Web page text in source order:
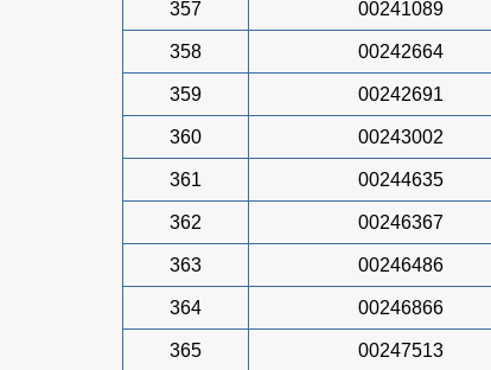
357 00241089
358 00242664
359 00242691
360 00243002
361 00244635
362 00246367
363 00246486
364 00246866
365 00247513